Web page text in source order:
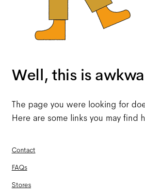
Well, this is
The page you were looking for
Here are some links you may find
Contact
FAQs
Stores